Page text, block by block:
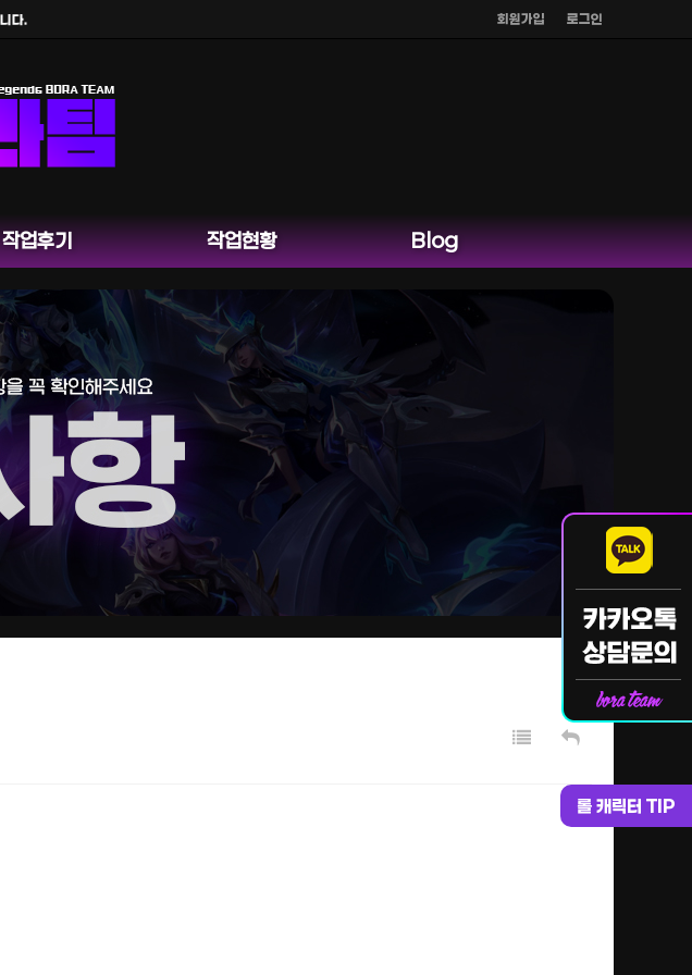
회원가입 로그인
롤 캐릭터 TIP
작업후기 작업현황 Blog